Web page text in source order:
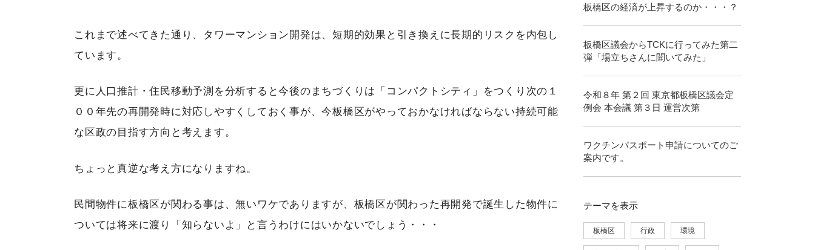
これまで述べてきた通り、タワーマンション開発は、短期的効果と引き換えに長期的リスクを内包し
ています。
更に人口推計・住民移動予測を分析すると今後のまちづくりは「コンパクトシティ」をつくり次の１
００年先の再開発時に対応しやすくしておく事が、今板橋区がやっておかなければならない持続可能
な区政の目指す方向と考えます。
ちょっと真逆な考え方になりますね。
民間物件に板橋区が関わる事は、無いワケでありますが、板橋区が関わった再開発で誕生した物件に
ついては将来に渡り「知らないよ」と言うわけにはいかないでしょう・・・
板橋区の経済が上昇するのか・・・？
板橋区議会からTCKに行ってみた第二
弾「場立ちさんに聞いてみた」
令和８年 第２回 東京都板橋区議会定
例会 本会議 第３日 運営次第
ワクチンパスポート申請についてのご
案内です。
テーマを表示
板橋区 行政 環境